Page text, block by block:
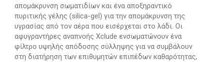
απομάκρυνση σωματιδίων και ένα αποξηραντικό
πυριτικής γέλης (silica-gel) για την απομάκρυνση της
υγρασίας από τον αέρα που εισέρχεται στο λάδι. Οι
αφυγραντήρες αναπνοής Xclude ενσωματώνουν ένα
φίλτρο υψηλής απόδοσης σύλληψης για να συμβάλουν
στη διατήρηση των επιθυμητών επιπέδων καθαρότητας,